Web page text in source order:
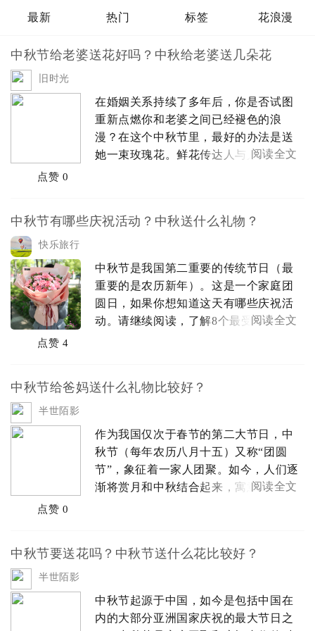
最新 热门 标签 花浪漫
中秋节给老婆送花好吗？中秋给老婆送几朵花
旧时光
在婚姻关系持续了多年后，你是否试图
重新点燃你和老婆之间已经褪色的浪
漫？在这个中秋节里，最好的办法是送
她一束玫瑰花。鲜花传达人与人之间的
唯一要考虑的因素。你会惊讶地发现玫
阅读全文
点赞 0
中秋节有哪些庆祝活动？中秋送什么礼物？
快乐旅行
中秋节是我国第二重要的传统节日（最
重要的是农历新年）。这是一个家庭团
圆日，如果你想知道这天有哪些庆祝活
动。请继续阅读，了解8个最受欢迎的中
母过节，至少一起吃顿饭。因此，可能
阅读全文
点赞 4
中秋节给爸妈送什么礼物比较好？
半世陌影
作为我国仅次于春节的第二大节日，中
秋节（每年农历八月十五）又称“团圆
节”，象征着一家人团聚。如今，人们逐
渐将赏月和中秋结合起来，寓意家人团
说，他们无法与家人团聚。因此，鲜
阅读全文
点赞 0
中秋节要送花吗？中秋节送什么花比较好？
半世陌影
中秋节起源于中国，如今是包括中国在
内的大部分亚洲国家庆祝的最大节日之